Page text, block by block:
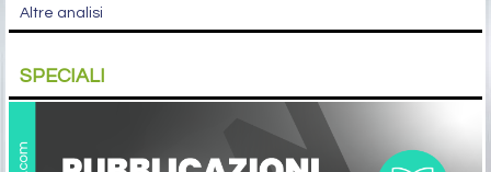
Altre analisi
SPECIALI